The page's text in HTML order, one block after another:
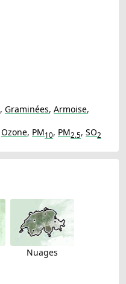
, Graminées, Armoise,
Ozone, PM10, PM2.5, SO2
Nuages